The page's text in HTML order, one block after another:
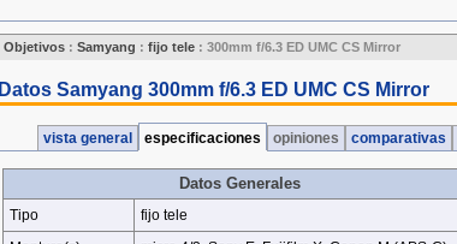
Objetivos : Samyang : fijo tele : 300mm f/6.3 ED UMC CS Mirror
Datos Samyang 300mm f/6.3 ED UMC CS Mirror
vista general especificaciones opiniones comparativas
Datos Generales
Tipo
fijo tele